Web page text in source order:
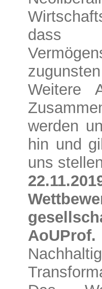
dass
Weitere
werden
hin und
uns